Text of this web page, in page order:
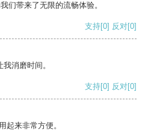
们带来了无限的流畅体验。
支持[0] 反对[0]
消磨时间。
支持[0] 反对[0]
起来非常方便。